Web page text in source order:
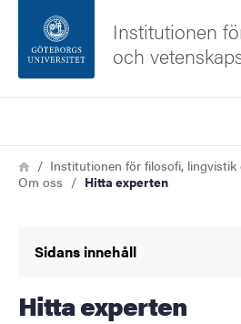
Sidfoten
Om webbplatsen
Institutionen
och
Länkstig
HemInstitutionen för filosofi,
Om oss
Hitta experten
Sidans innehåll
Hitta experten